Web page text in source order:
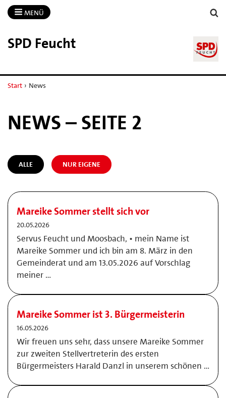
MENÜ
SPD Feucht
Start › News
NEWS – SEITE 2
ALLE NUR EIGENE
Mareike Sommer stellt sich vor
20.05.2026
Servus Feucht und Moosbach, • mein Name ist
Mareike Sommer und ich bin am 8. März in den
Gemeinderat und am 13.05.2026 auf Vorschlag
meiner …
Mareike Sommer ist 3. Bürgermeisterin
16.05.2026
Wir freuen uns sehr, dass unsere Mareike Sommer
zur zweiten Stellvertreterin des ersten
Bürgermeisters Harald Danzl in unserem schönen …